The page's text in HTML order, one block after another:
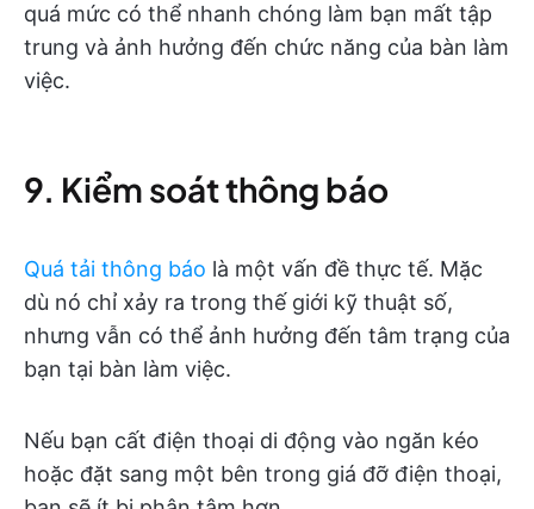
quá mức có thể nhanh chóng làm bạn mất tập
trung và ảnh hưởng đến chức năng của bàn làm
việc.
9. Kiểm soát thông báo
Quá tải thông báo là một vấn đề thực tế. Mặc
dù nó chỉ xảy ra trong thế giới kỹ thuật số,
nhưng vẫn có thể ảnh hưởng đến tâm trạng của
bạn tại bàn làm việc.
Nếu bạn cất điện thoại di động vào ngăn kéo
hoặc đặt sang một bên trong giá đỡ điện thoại,